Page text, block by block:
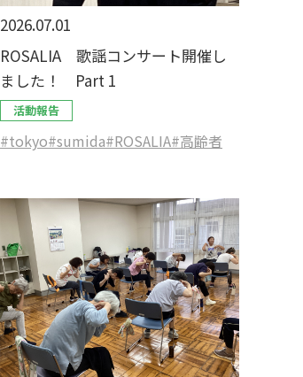
2026.07.01
ROSALIA 歌謡コンサート開催し
ました！ Part 1
活動報告
#tokyo#sumida#ROSALIA#高齢者